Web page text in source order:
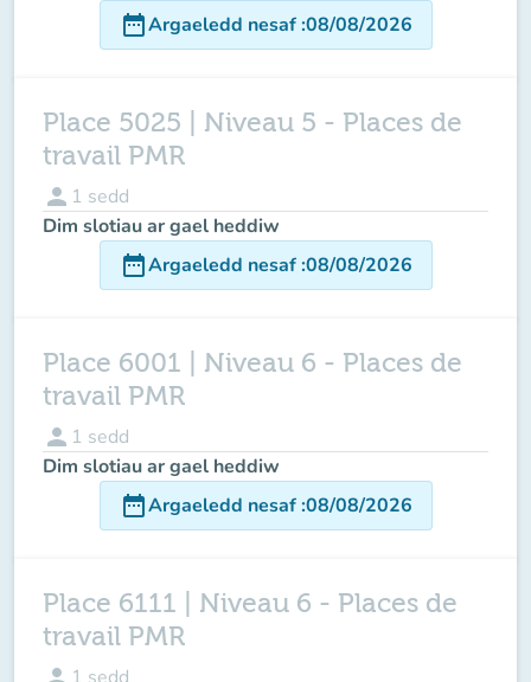
date_rangeArgaeledd nesaf:08/08/2026
Place 5025 | Niveau 5 - Places de
travail PMR
person 1 sedd
Dim slotiau ar gael heddiw
date_rangeArgaeledd nesaf:08/08/2026
Place 6001 | Niveau 6 - Places de
travail PMR
person 1 sedd
Dim slotiau ar gael heddiw
date_rangeArgaeledd nesaf:08/08/2026
Place 6111 | Niveau 6 - Places de
travail PMR